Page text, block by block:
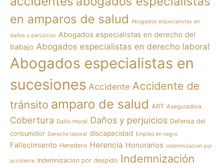
en amparos de salud Abogados especialistas en
daños y perjuicios Abogados especialistas en derecho del
trabajo Abogados especialistas en derecho laboral
Abogados especialistas en
sucesiones Accidente Accidente de
tránsito amparo de salud ART Aseguradora
Cobertura Daño moral Daños y perjuicios Defensa del
consumidor Derecho laboral discapacidad Empleo en negro
Fallecimiento Heredero Herencia Honorarios indemnizacion por
accidente Indemnizacion por despido Indemnización